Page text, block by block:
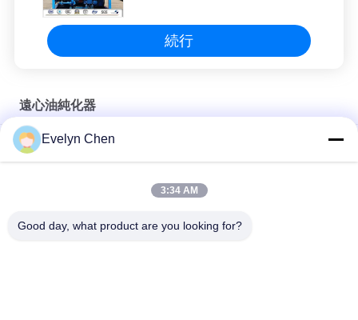
続行
遠心油純化器
CPA-1000 ディスク遠心分離機 1000L/H 燃料と潤滑油浄化機
Evelyn Chen
3:34 AM
Good day, what product are you looking for?